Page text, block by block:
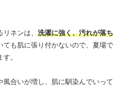
ネンは、 洗濯に強く、汚れが落ち
ても肌に張り付かないので、夏場で
。
合いが増し、肌に馴染んでいって